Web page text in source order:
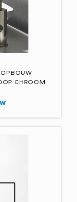
OPBOUW
CHROOM